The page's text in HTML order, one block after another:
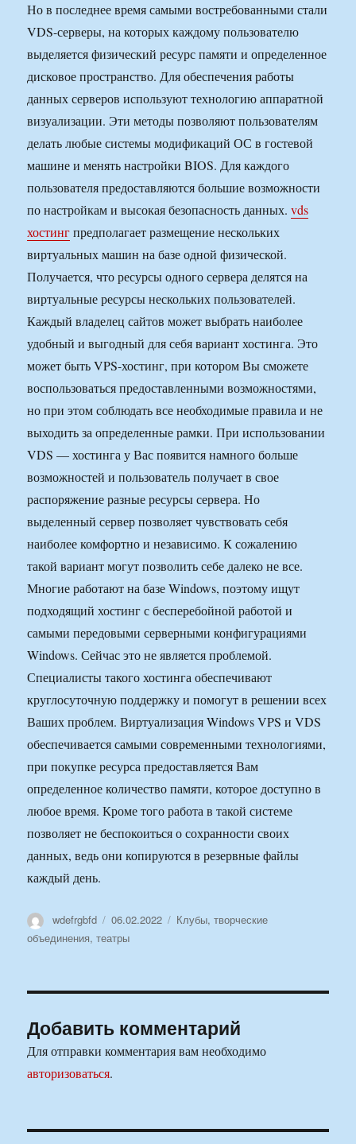
Но в последнее время самыми востребованными стали
VDS-серверы, на которых каждому пользователю
выделяется физический ресурс памяти и определенное
дисковое пространство. Для обеспечения работы
данных серверов используют технологию аппаратной
визуализации. Эти методы позволяют пользователям
делать любые системы модификаций ОС в гостевой
машине и менять настройки BIOS. Для каждого
пользователя предоставляются большие возможности
по настройкам и высокая безопасность данных.vds
хостингпредполагает размещение нескольких
виртуальных машин на базе одной физической.
Получается, что ресурсы одного сервера делятся на
виртуальные ресурсы нескольких пользователей.
Каждый владелец сайтов может выбрать наиболее
удобный и выгодный для себя вариант хостинга. Это
может быть VPS-хостинг, при котором Вы сможете
воспользоваться предоставленными возможностями,
но при этом соблюдать все необходимые правила и не
выходить за определенные рамки. При использовании
VDS — хостинга у Вас появится намного больше
возможностей и пользователь получает в свое
распоряжение разные ресурсы сервера. Но
выделенный сервер позволяет чувствовать себя
наиболее комфортно и независимо. К сожалению
такой вариант могут позволить себе далеко не все.
Многие работают на базе Windows, поэтому ищут
подходящий хостинг с бесперебойной работой и
самыми передовыми серверными конфигурациями
Windows. Сейчас это не является проблемой.
Специалисты такого хостинга обеспечивают
круглосуточную поддержку и помогут в решении всех
Ваших проблем. Виртуализация Windows VPS и VDS
обеспечивается самыми современными технологиями,
при покупке ресурса предоставляется Вам
определенное количество памяти, которое доступно в
любое время. Кроме того работа в такой системе
позволяет не беспокоиться о сохранности своих
данных, ведь они копируются в резервные файлы
каждый день.
Автор
wdefrgbfd Опубликовано
06.02.2022 Рубрики
Клубы, творческие
объединения, театры
Добавить комментарий
Для отправки комментария вам необходимо
авторизоваться.